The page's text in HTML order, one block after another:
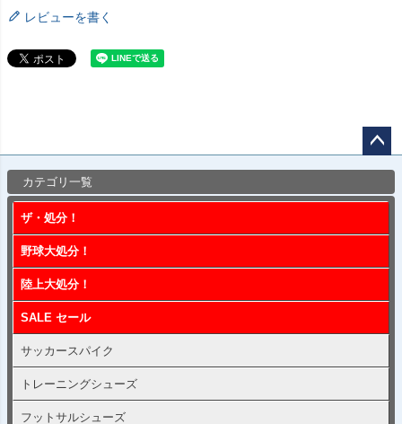
レビューを書く
カテゴリ一覧
ザ・処分！
野球大処分！
陸上大処分！
SALE セール
サッカースパイク
トレーニングシューズ
フットサルシューズ
ップ